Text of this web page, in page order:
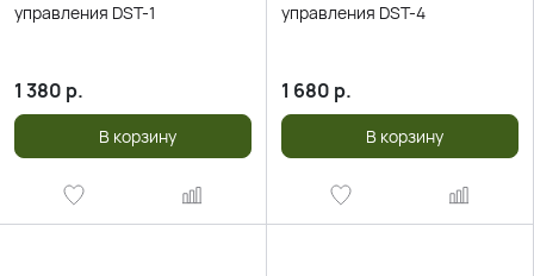
управления DST-1
1 380 р.
В корзину
управления DST-4
1 680 р.
В корзину